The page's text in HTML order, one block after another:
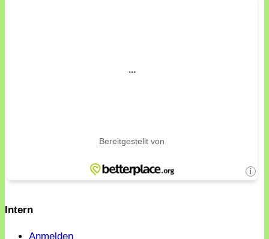
Intern
Anmelden